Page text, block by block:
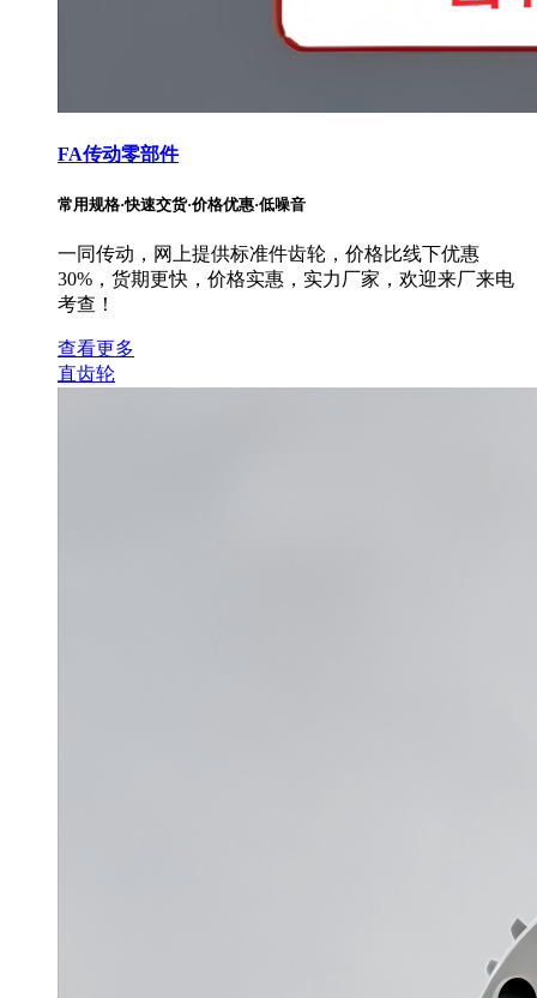
FA传动零部件
常用规格·快速交货·价格优惠·低噪音
一同传动，网上提供标准件齿轮，价格比线下优惠
30%，货期更快，价格实惠，实力厂家，欢迎来厂来电
考查！
查看更多
直齿轮